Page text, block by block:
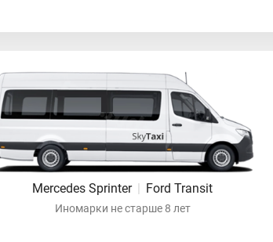
Mercedes Sprinter | Ford Transit
Иномарки не старше 8 лет